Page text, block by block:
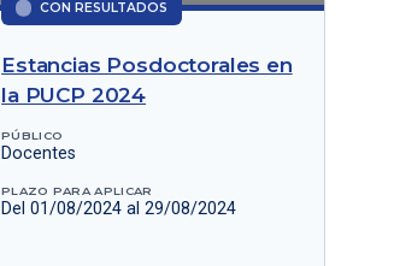
CON RESULTADOS
Estancias Posdoctorales en
la PUCP 2024
PÚBLICO
Docentes
PLAZO PARA APLICAR
Del 01/08/2024 al 29/08/2024